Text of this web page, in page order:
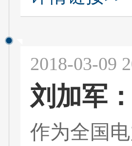
2018-03-09
刘加军
作为全国